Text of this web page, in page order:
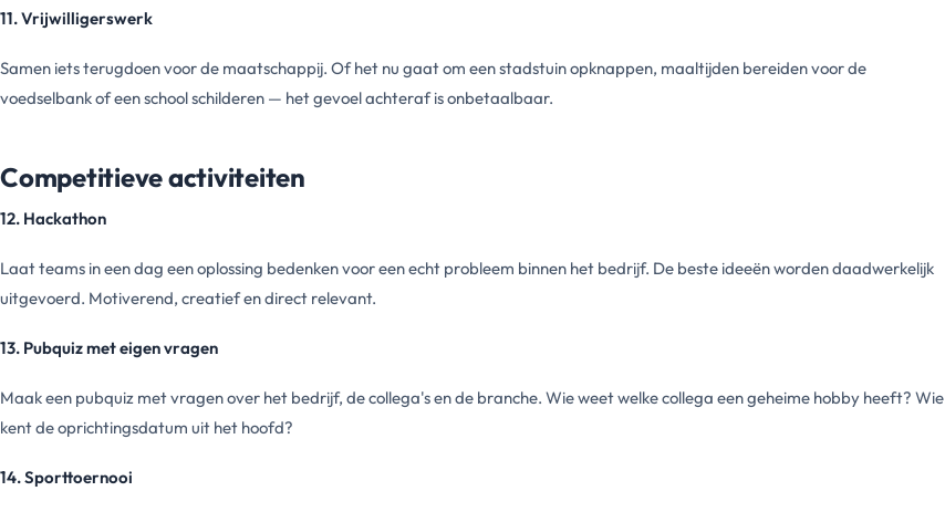
11. Vrijwilligerswerk
Samen iets terugdoen voor de maatschappij. Of het nu gaat om een stadstuin opknappen, maaltijden bereiden voor de
voedselbank of een school schilderen — het gevoel achteraf is onbetaalbaar.
Competitieve activiteiten
12. Hackathon
Laat teams in een dag een oplossing bedenken voor een echt probleem binnen het bedrijf. De beste ideeën worden daadwerkelijk
uitgevoerd. Motiverend, creatief en direct relevant.
13. Pubquiz met eigen vragen
Maak een pubquiz met vragen over het bedrijf, de collega's en de branche. Wie weet welke collega een geheime hobby heeft? Wie
kent de oprichtingsdatum uit het hoofd?
14. Sporttoernooi